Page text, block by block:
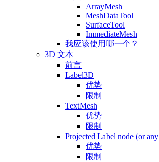
ArrayMesh
MeshDataTool
SurfaceTool
ImmediateMesh
我应该使用哪一个？
3D 文本
前言
Label3D
优势
限制
TextMesh
优势
限制
Projected Label node (or
优势
限制